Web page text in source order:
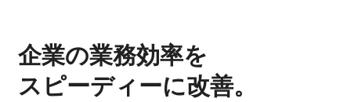
企業の業務効率を
スピーディーに改善。